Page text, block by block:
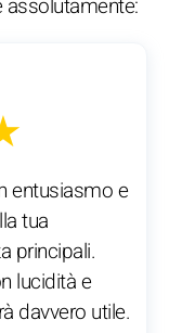
assolutamente:
entusiasmo e
tua
principali.
lucidità e
davvero utile.